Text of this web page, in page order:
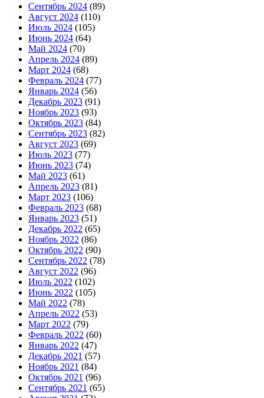
Сентябрь 2024 (89)
Август 2024 (110)
Июль 2024 (105)
Июнь 2024 (64)
Май 2024 (70)
Апрель 2024 (89)
Март 2024 (68)
Февраль 2024 (77)
Январь 2024 (56)
Декабрь 2023 (91)
Ноябрь 2023 (93)
Октябрь 2023 (84)
Сентябрь 2023 (82)
Август 2023 (69)
Июль 2023 (77)
Июнь 2023 (74)
Май 2023 (61)
Апрель 2023 (81)
Март 2023 (106)
Февраль 2023 (68)
Январь 2023 (51)
Декабрь 2022 (65)
Ноябрь 2022 (86)
Октябрь 2022 (90)
Сентябрь 2022 (78)
Август 2022 (96)
Июль 2022 (102)
Июнь 2022 (105)
Май 2022 (78)
Апрель 2022 (53)
Март 2022 (79)
Февраль 2022 (60)
Январь 2022 (47)
Декабрь 2021 (57)
Ноябрь 2021 (84)
Октябрь 2021 (96)
Сентябрь 2021 (65)